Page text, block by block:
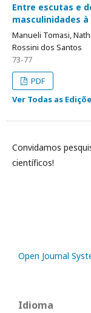
Entre escutas e
masculinidades
Manueli Tomasi,
Rossini dos Santos
73-77
PDF
Ver Todas as
Convidamos
científicos!
Open Journal
Idioma